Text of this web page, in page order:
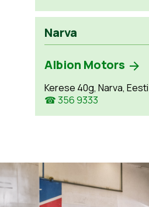
Narva
Albion Motors
Kerese 40g, Narva, Eesti
☎ 356 9333